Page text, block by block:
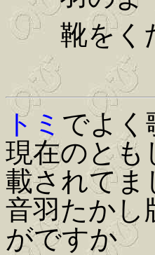
靴をく
トミ でよく
現在のとも
載されてま
音羽たかし
がですか